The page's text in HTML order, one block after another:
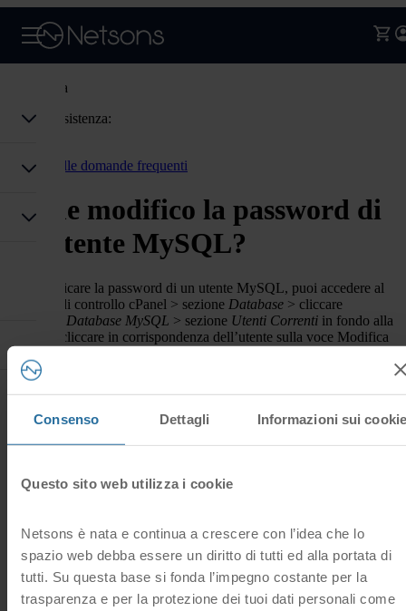
Consenso Dettagli Informazioni sui cookie
Questo sito web utilizza i cookie
Netsons è nata e continua a crescere con l’idea che lo
spazio web debba essere un diritto di tutti ed alla portata di
tutti. Su questa base si fonda l’impegno costante per la
trasparenza e per la protezione dei tuoi dati personali come
Assistenza
Codice assistenza:
Torna alle domande frequenti
Come modifico la password di
un utente MySQL?
Per modificare la password di un utente MySQL, puoi accedere al
pannello di controllo cPanel > sezione Database > cliccare
Database MySQL > sezione Utenti Correnti in fondo alla
pagina > cliccare in corrispondenza dell’utente sulla voce Modifica
Password.
cPanel, password, utente
0 Utenti hanno trovato questa risposta utile
Hai trovato
utile questa
risposta?
Dove visualizzo l’indirizzo IP del mio sito su cPanel?
L’indirizzo IP di un sito web è visualizzabile accedendo al
pannello di controllo cPanel > sezione Informazioni
Generali (in alto a destra).